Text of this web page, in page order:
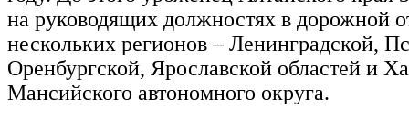
на руководящих должностях в дорожной
нескольких регионов – Ленинградской,
Оренбургской, Ярославской областей и
Мансийского автономного округа.